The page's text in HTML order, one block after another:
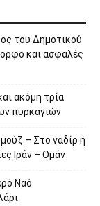
του Δημοτικού
και ασφαλές
ακόμη τρία
πυρκαγιών
– Στο ναδίρ η
Ιράν – Ομάν
Ναό